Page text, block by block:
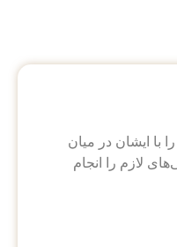
ایشان در میان
لازم را انجام